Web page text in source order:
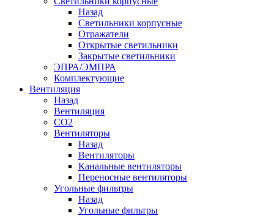
Назад
Светильники корпусные
Отражатели
Открытые светильники
Закрытые светильники
ЭПРА/ЭМПРА
Комплектующие
Вентиляция
Назад
Вентиляция
СО2
Вентиляторы
Назад
Вентиляторы
Канальные вентиляторы
Переносные вентиляторы
Угольные фильтры
Назад
Угольные фильтры